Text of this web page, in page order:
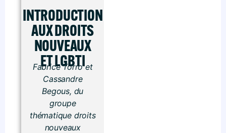
INTRODUCTION
AUX DROITS
NOUVEAUX
ET LGBTI
Fabrice Torro et
Cassandre
Begous, du
groupe
thématique droits
nouveaux